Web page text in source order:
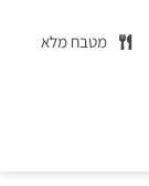
מטבח מלא